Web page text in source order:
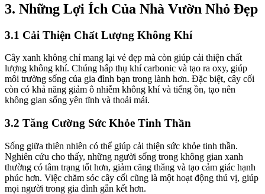
3. Những Lợi Ích Của Nhà Vườn Nhỏ Đẹp
3.1 Cải Thiện Chất Lượng Không Khí
Cây xanh không chỉ mang lại vẻ đẹp mà còn giúp cải thiện chất
lượng không khí. Chúng hấp thụ khí carbonic và tạo ra oxy, giúp
môi trường sống của gia đình bạn trong lành hơn. Đặc biệt, cây cối
còn có khả năng giảm ô nhiễm không khí và tiếng ồn, tạo nên
không gian sống yên tĩnh và thoải mái.
3.2 Tăng Cường Sức Khỏe Tinh Thần
Sống giữa thiên nhiên có thể giúp cải thiện sức khỏe tinh thần.
Nghiên cứu cho thấy, những người sống trong không gian xanh
thường có tâm trạng tốt hơn, giảm căng thẳng và tạo cảm giác hạnh
phúc hơn. Việc chăm sóc cây cối cũng là một hoạt động thú vị, giúp
mọi người trong gia đình gắn kết hơn.